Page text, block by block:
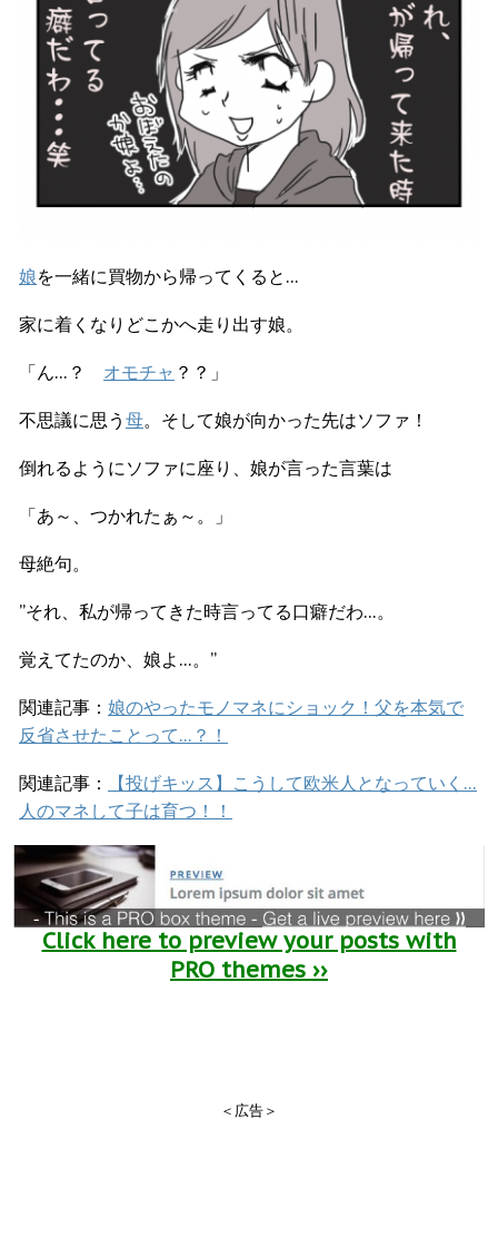
娘を一緒に買物から帰ってくると…
家に着くなりどこかへ走り出す娘。
「ん…？ オモチャ ？？」
不思議に思う 母。そして娘が向かった先はソファ！
倒れるようにソファに座り、娘が言った言葉は
「あ～、つかれたぁ～。」
母絶句。
”それ、私が帰ってきた時言ってる口癖だわ…。
覚えてたのか、娘よ…。”
関連記事： 娘のやったモノマネにショック！父を本気で
反省させたことって…？！
関連記事：
【投げキッス】こうして欧米人となっていく…
人のマネして子は育つ！！
Click here to preview your posts with
PRO themes ››
＜広告＞